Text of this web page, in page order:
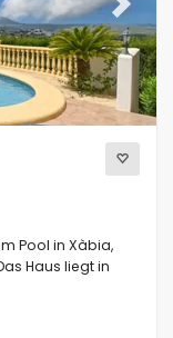
Next
Pool in Xàbia,
Haus liegt in